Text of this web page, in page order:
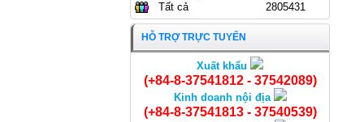
Cá Lạt cắt khúc
Tất cả
2805431
HỖ TRỢ TRỰC TUYẾN
Xuất khẩu
(+84-8-37541812 - 37542089)
Kinh doanh nội địa
(+84-8-37541813 - 37540539)